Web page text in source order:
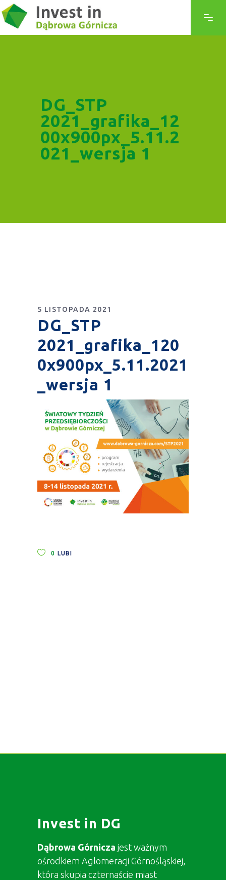
DG_STP
2021_grafika_12
00x900px_5.11.2
021_wersja 1
5 LISTOPADA 2021
DG_STP
2021_grafika_120
0x900px_5.11.2021
_wersja 1
0 LUBI
Invest in DG
Dąbrowa Górnicza jest ważnym
ośrodkiem Aglomeracji Górnośląskiej,
która skupia czternaście miast